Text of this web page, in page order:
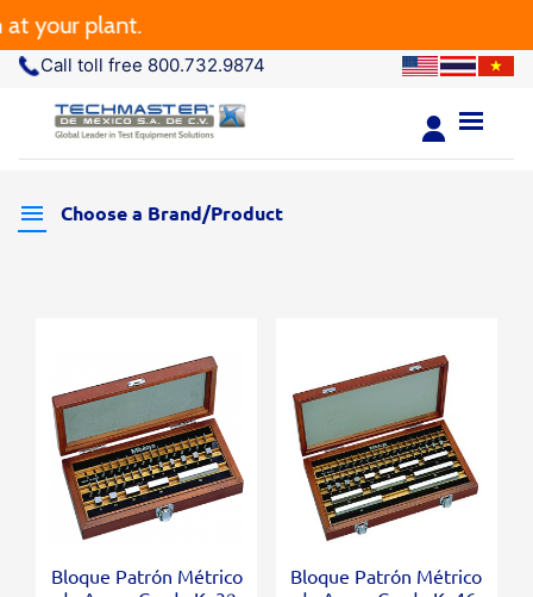
your plant.
Call toll free 800.732.9874
Bloque Patrón Métrico
Bloque Patrón Métrico
Choose a Brand/Product